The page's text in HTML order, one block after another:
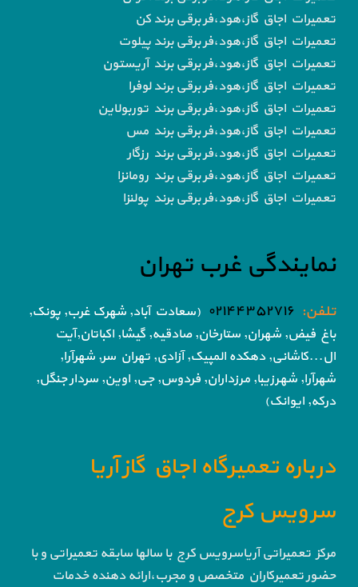
تعمیرات اجاق گاز،هود،فر برقی برند کن
تعمیرات اجاق گاز،هود،فر برقی برند پیلوت
تعمیرات اجاق گاز،هود،فر برقی برند آریستون
تعمیرات اجاق گاز،هود،فر برقی برند لوفرا
تعمیرات اجاق گاز،هود،فر برقی برند توربولاین
تعمیرات اجاق گاز،هود،فر برقی برند مس
تعمیرات اجاق گاز،هود،فر برقی برند رزگار
تعمیرات اجاق گاز،هود،فر برقی برند رومانزا
تعمیرات اجاق گاز،هود،فر برقی برند پولنزا
نمایندگی غرب تهران
تلفن: ۰۲۱۴۴۳۵۲۷۱۶ (سعادت آباد, شهرک غرب, پونک,
باغ فیض, شهران, ستارخان, صادقیه, گیشا, اکباتان,آیت
ال...کاشانی, دهکده المپیک, آزادی, تهران سر, شهرآرا,
شهرآرا, شهرزیبا, مرزداران, فردوس, جی, اوین, سردار جنگل,
درکه, ایوانک)
درباره تعمیرگاه اجاق گاز آریا
سرویس کرج
مرکز تعمیراتی آریاسرویس کرج با سالها سابقه تعمیراتی و با
حضور تعمیرکاران متخصص و مجرب،ارائه دهنده خدمات